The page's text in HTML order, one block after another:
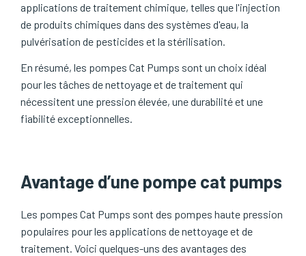
applications de traitement chimique, telles que l'injection
de produits chimiques dans des systèmes d'eau, la
pulvérisation de pesticides et la stérilisation.
En résumé, les pompes Cat Pumps sont un choix idéal
pour les tâches de nettoyage et de traitement qui
nécessitent une pression élevée, une durabilité et une
fiabilité exceptionnelles.
Avantage d’une pompe cat pumps
Les pompes Cat Pumps sont des pompes haute pression
populaires pour les applications de nettoyage et de
traitement. Voici quelques-uns des avantages des